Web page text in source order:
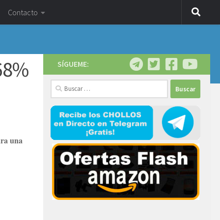
Contacto
una
SÍGUEME:
Buscar: